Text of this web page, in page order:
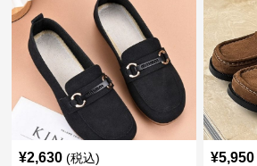
¥2,630 (税込) ¥5,950